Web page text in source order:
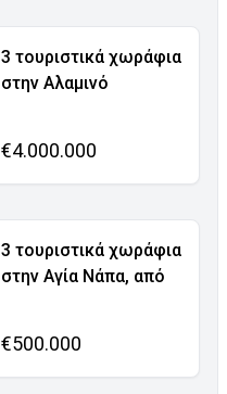
3 τουριστικά χωράφια
στην Αλαμινό
€4.000.000
3 τουριστικά χωράφια
στην Αγία Νάπα, από
€500.000